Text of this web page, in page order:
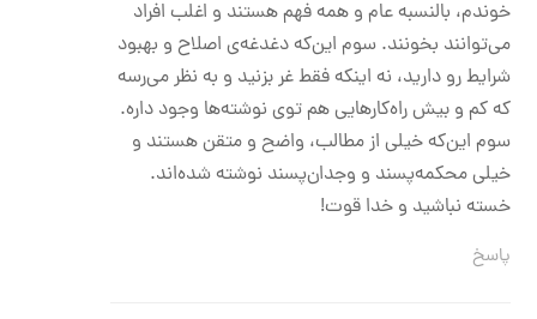
خوندم، بالنسبه عام و همه ‌فهم هستند و اغلب افراد
می‌توانند بخونند. سوم این‌که دغدغه‌ی اصلاح و بهبود
شرایط رو دارید، نه اینکه فقط غر بزنید و به نظر می‌رسه
که کم و بیش راه‌کارهایی هم توی نوشته‌ها وجود داره.
سوم این‌که خیلی از مطالب، واضح و متقن هستند و
خیلی محکمه‌پسند و وجدان‌پسند نوشته شده‌اند.
خسته نباشید و خدا قوت!
پاسخ